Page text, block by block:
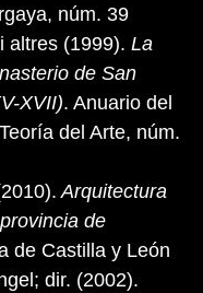
núm. 39
altres (1999). La
de San
XVII). Anuario del
del Arte, núm.
Arquitectura
de
de Castilla y León
dir. (2002).